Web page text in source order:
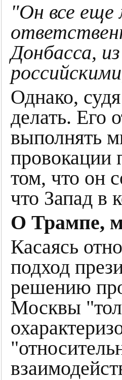
"Он все еще
Донбасса,
Однако,
делать. Его
выполнять
провокации
том, что он
что Запад в
О Трампе,
Касаясь
подход
решению
Москвы